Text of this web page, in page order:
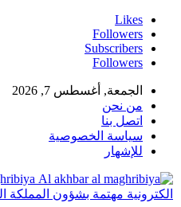
Likes
Followers
Subscribers
Followers
الجمعة, أغسطس 7, 2026
من نحن
اتصل بنا
سياسة الخصوصية
للإشهار
الكترونية مهتمة بشؤون